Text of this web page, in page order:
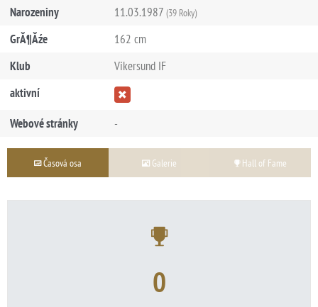
Narozeniny 11.03.1987 (39 Roky)
GrĂ¶Ăźe
162 cm
Klub
Vikersund IF
aktivní
Webové stránky
-
Časová osa Galerie Hall of Fame
0